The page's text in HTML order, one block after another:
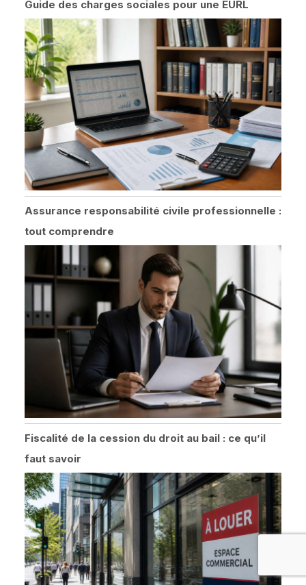
Guide des charges sociales pour une EURL
Assurance responsabilité civile professionnelle :
tout comprendre
Fiscalité de la cession du droit au bail : ce qu’il
faut savoir